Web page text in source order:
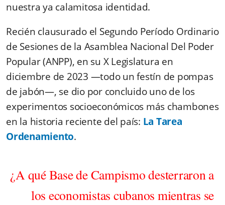
nuestra ya calamitosa identidad.
Recién clausurado el Segundo Período Ordinario
de Sesiones de la Asamblea Nacional Del Poder
Popular (ANPP), en su X Legislatura en
diciembre de 2023 —todo un festín de pompas
de jabón—, se dio por concluido uno de los
experimentos socioeconómicos más chambones
en la historia reciente del país: La Tarea
Ordenamiento.
¿A qué Base de Campismo desterraron a
los economistas cubanos mientras se